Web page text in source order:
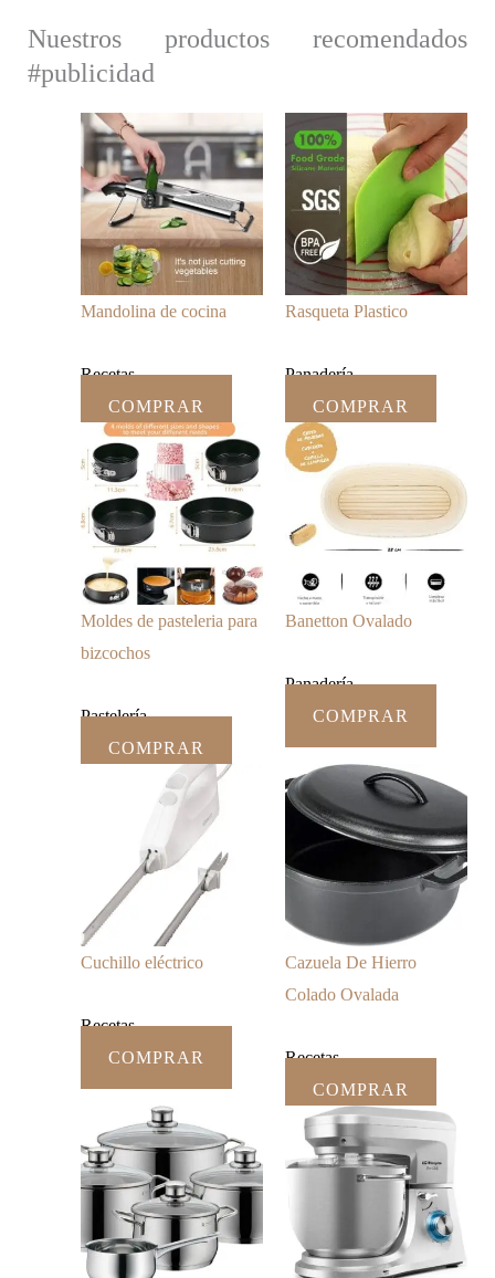
Nuestros productos recomendados
#publicidad
Mandolina de cocina
Recetas
COMPRAR
Rasqueta Plastico
Panadería
COMPRAR
Moldes de pasteleria para
bizcochos
Pastelería
COMPRAR
Banetton Ovalado
Panadería
COMPRAR
Cuchillo eléctrico
Recetas
COMPRAR
Cazuela De Hierro
Colado Ovalada
Recetas
COMPRAR